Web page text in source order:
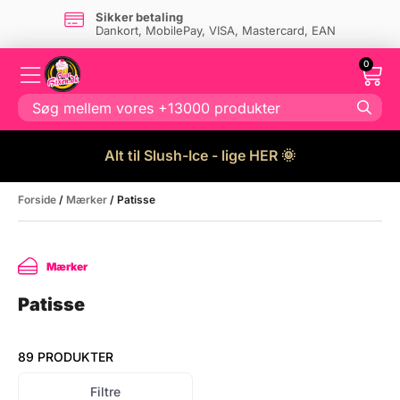
Dansk firma
- og eget lager i Danmark
0
Alt til Slush-Ice - lige HER 🌞
Forside / Mærker / Patisse
Mærker
Patisse
89 PRODUKTER
Filtre